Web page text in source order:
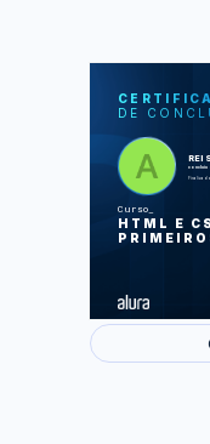
DE
concluiu
Finalizado
Curso
HTML E